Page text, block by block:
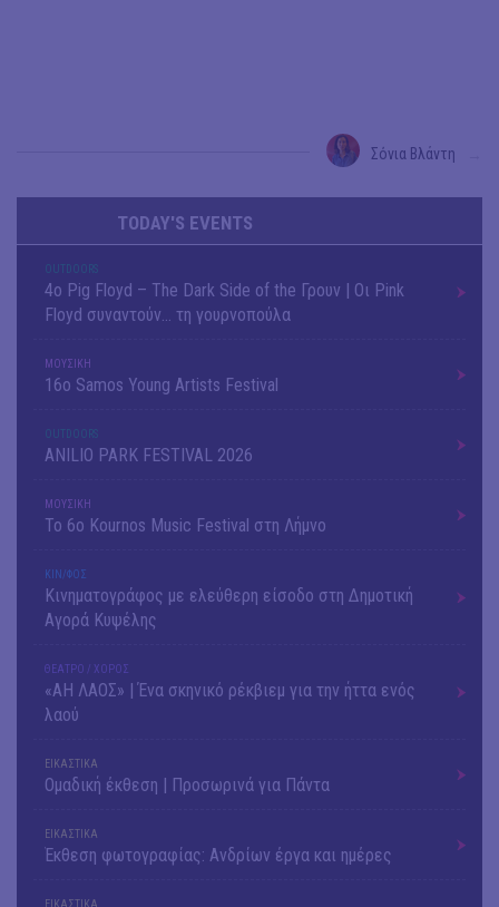
Σόνια Βλάντη
TODAY'S EVENTS
OUTDΟORS
4ο Pig Floyd – The Dark Side of the Γρουν | Οι Pink
Floyd συναντούν… τη γουρνοπούλα
ΜΟΥΣΙΚΗ
16o Samos Young Artists Festival
OUTDΟORS
ANILIO PARK FESTIVAL 2026
ΜΟΥΣΙΚΗ
Το 6ο Kournos Music Festival στη Λήμνο
ΚΙΝ/ΦΟΣ
Κινηματογράφος με ελεύθερη είσοδο στη Δημοτική
Αγορά Κυψέλης
ΘΕΑΤΡΟ / ΧΟΡΟΣ
«ΑΗ ΛΑΟΣ» | Ένα σκηνικό ρέκβιεμ για την ήττα ενός
λαού
ΕΙΚΑΣΤΙΚΑ
Ομαδική έκθεση | Προσωρινά για Πάντα
ΕΙΚΑΣΤΙΚΑ
Έκθεση φωτογραφίας: Ανδρίων έργα και ημέρες
ΕΙΚΑΣΤΙΚΑ